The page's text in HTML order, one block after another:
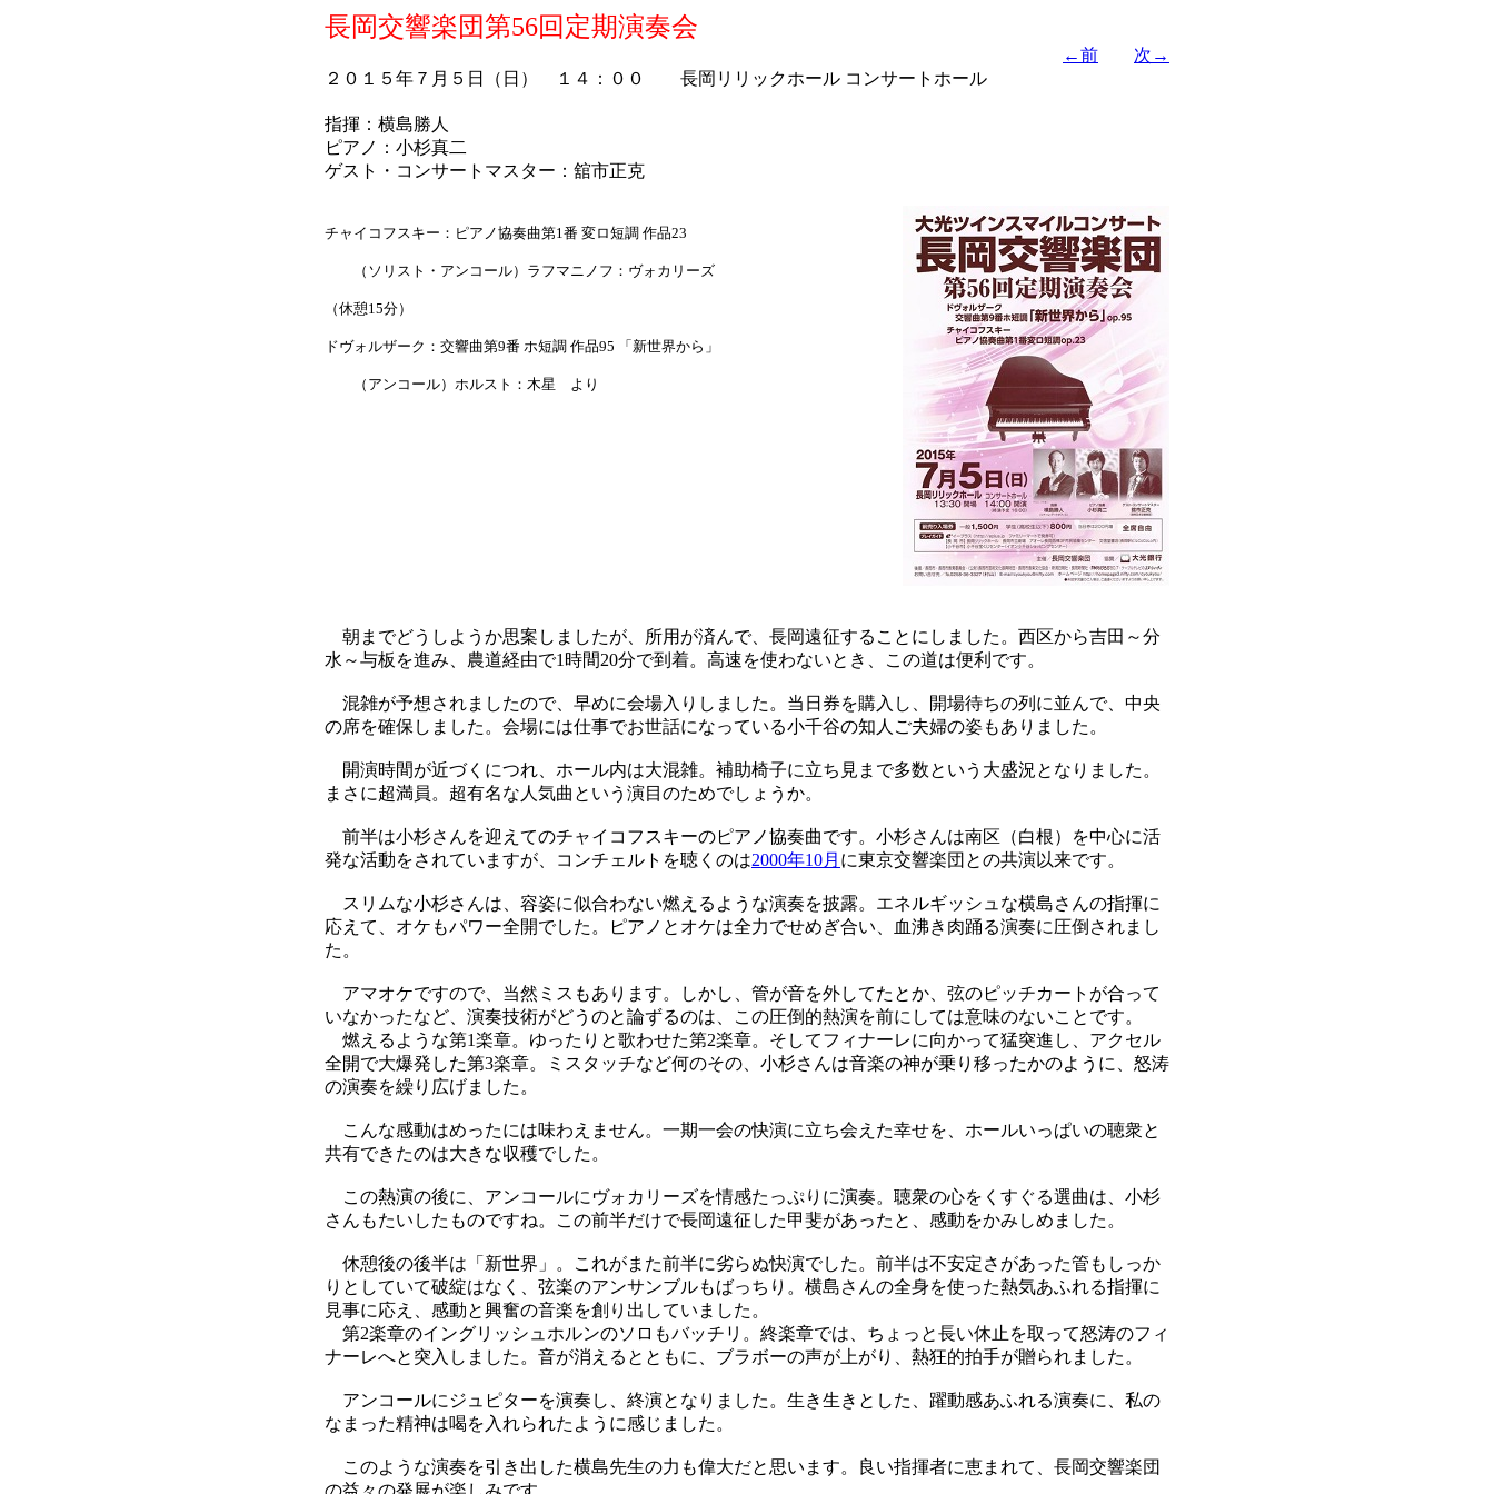
長岡交響楽団第56回定期演奏会
←前
次→
２０１５年７月５日（日） １４：００ 長岡リリックホール コンサートホール
指揮：横島勝人
ピアノ：小杉真二
ゲスト・コンサートマスター：舘市正克
チャイコフスキー：ピアノ協奏曲第1番 変ロ短調 作品23
（ソリスト・アンコール）ラフマニノフ：ヴォカリーズ
（休憩15分）
ドヴォルザーク：交響曲第9番 ホ短調 作品95 「新世界から」
（アンコール）ホルスト：木星 より
朝までどうしようか思案しましたが、所用が済んで、長岡遠征することにしました。西区から吉田～分
水～与板を進み、農道経由で1時間20分で到着。高速を使わないとき、この道は便利です。
混雑が予想されましたので、早めに会場入りしました。当日券を購入し、開場待ちの列に並んで、中央
の席を確保しました。会場には仕事でお世話になっている小千谷の知人ご夫婦の姿もありました。
開演時間が近づくにつれ、ホール内は大混雑。補助椅子に立ち見まで多数という大盛況となりました。
まさに超満員。超有名な人気曲という演目のためでしょうか。
前半は小杉さんを迎えてのチャイコフスキーのピアノ協奏曲です。小杉さんは南区（白根）を中心に活
発な活動をされていますが、コンチェルトを聴くのは2000年10月 に東京交響楽団との共演以来です。
スリムな小杉さんは、容姿に似合わない燃えるような演奏を披露。エネルギッシュな横島さんの指揮に
応えて、オケもパワー全開でした。ピアノとオケは全力でせめぎ合い、血沸き肉踊る演奏に圧倒されまし
た。
アマオケですので、当然ミスもあります。しかし、管が音を外してたとか、弦のピッチカートが合って
いなかったなど、演奏技術がどうのと論ずるのは、この圧倒的熱演を前にしては意味のないことです。
燃えるような第1楽章。ゆったりと歌わせた第2楽章。そしてフィナーレに向かって猛突進し、アクセル
全開で大爆発した第3楽章。ミスタッチなど何のその、小杉さんは音楽の神が乗り移ったかのように、怒涛
の演奏を繰り広げました。
こんな感動はめったには味わえません。一期一会の快演に立ち会えた幸せを、ホールいっぱいの聴衆と
共有できたのは大きな収穫でした。
この熱演の後に、アンコールにヴォカリーズを情感たっぷりに演奏。聴衆の心をくすぐる選曲は、小杉
さんもたいしたものですね。この前半だけで長岡遠征した甲斐があったと、感動をかみしめました。
休憩後の後半は「新世界」。これがまた前半に劣らぬ快演でした。前半は不安定さがあった管もしっか
りとしていて破綻はなく、弦楽のアンサンブルもばっちり。横島さんの全身を使った熱気あふれる指揮に
見事に応え、感動と興奮の音楽を創り出していました。
第2楽章のイングリッシュホルンのソロもバッチリ。終楽章では、ちょっと長い休止を取って怒涛のフィ
ナーレへと突入しました。音が消えるとともに、ブラボーの声が上がり、熱狂的拍手が贈られました。
アンコールにジュピターを演奏し、終演となりました。生き生きとした、躍動感あふれる演奏に、私の
なまった精神は喝を入れられたように感じました。
このような演奏を引き出した横島先生の力も偉大だと思います。良い指揮者に恵まれて、長岡交響楽団
の益々の発展が楽しみです。